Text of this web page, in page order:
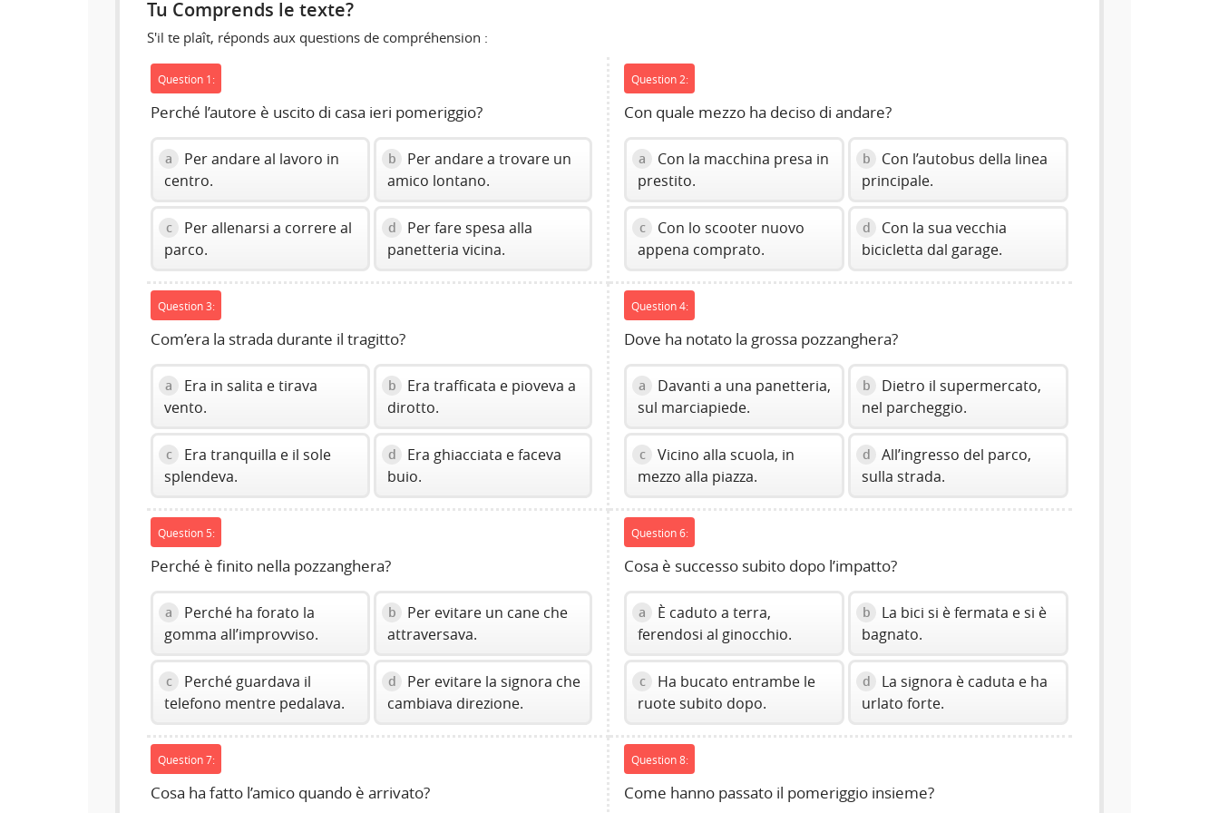
Tu Comprends le texte?
S'il te plaît, réponds aux questions de compréhension :
Question 1:
Perché l’autore è uscito di casa ieri pomeriggio?
a
Per andare al lavoro in
centro.
b
Per andare a trovare un
amico lontano.
c
Per allenarsi a correre al
parco.
d
Per fare spesa alla
panetteria vicina.
Question 2:
Con quale mezzo ha deciso di andare?
a
Con la macchina presa in
prestito.
b
Con l’autobus della linea
principale.
c
Con lo scooter nuovo
appena comprato.
d
Con la sua vecchia
bicicletta dal garage.
Question 3:
Com’era la strada durante il tragitto?
a
Era in salita e tirava
vento.
b
Era trafficata e pioveva a
dirotto.
c
Era tranquilla e il sole
splendeva.
d
Era ghiacciata e faceva
buio.
Question 4:
Dove ha notato la grossa pozzanghera?
a
Davanti a una panetteria,
sul marciapiede.
b
Dietro il supermercato,
nel parcheggio.
c
Vicino alla scuola, in
mezzo alla piazza.
d
All’ingresso del parco,
sulla strada.
Question 5:
Perché è finito nella pozzanghera?
a
Perché ha forato la
gomma all’improvviso.
b
Per evitare un cane che
attraversava.
c
Perché guardava il
telefono mentre pedalava.
d
Per evitare la signora che
cambiava direzione.
Question 6:
Cosa è successo subito dopo l’impatto?
a
È caduto a terra,
ferendosi al ginocchio.
b
La bici si è fermata e si è
bagnato.
c
Ha bucato entrambe le
ruote subito dopo.
d
La signora è caduta e ha
urlato forte.
Question 7:
Cosa ha fatto l’amico quando è arrivato?
Question 8:
Come hanno passato il pomeriggio insieme?